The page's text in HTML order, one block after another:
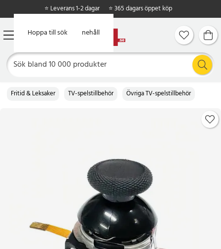
Hoppa till huvudinnehåll
Hoppa till sök
⭐ Leverans 1-2 dagar ⭐ 365 dagars öppet köp
Fritid & Leksaker TV-spelstillbehör Övriga TV-spelstillbehör